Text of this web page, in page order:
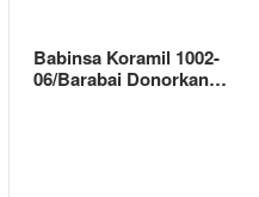
Babinsa Koramil 1002-
06/Barabai Donorkan…